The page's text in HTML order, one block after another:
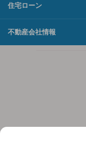
住宅ローン
不動産会社情報